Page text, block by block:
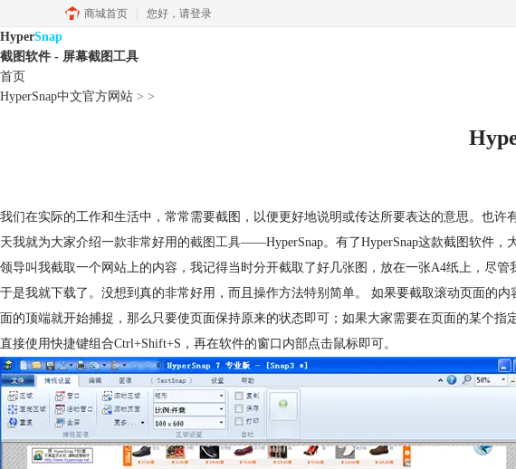
商城首页 您好， 请登录
HyperSnap
截图软件 - 屏幕截图工具
首页
HyperSnap中文官方网站 > >
我们在实际的工作和生活中，常常需要截图，以便更好地说明或传达所要表达的意思。也
天我就为大家介绍一款非常好用的截图工具——HyperSnap。有了HyperSnap这款截图软件，
领导叫我截取一个网站上的内容，我记得当时分开截取了好几张图，放在一张A4纸上，尽
于是我就下载了。没想到真的非常好用，而且操作方法特别简单。 如果要截取滚动页面的
面的顶端就开始捕捉，那么只要使页面保持原来的状态即可；如果大家需要在页面的某个
直接使用快捷键组合Ctrl+Shift+S，再在软件的窗口内部点击鼠标即可。